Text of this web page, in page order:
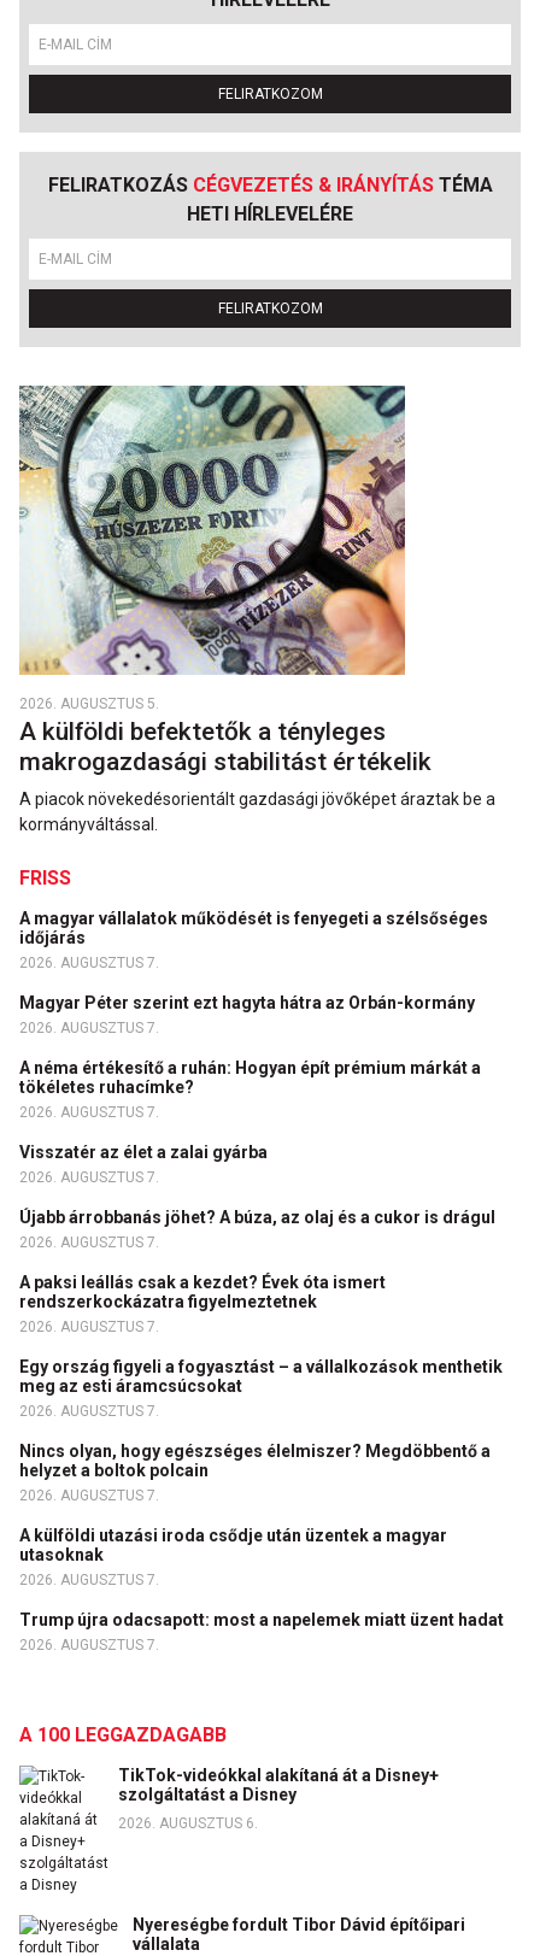
FELIRATKOZOM
FELIRATKOZÁS CÉGVEZETÉS & IRÁNYÍTÁSTÉMA
HETI HÍRLEVELÉRE
FELIRATKOZOM
2026. AUGUSZTUS 5.
A külföldi befektetők a tényleges
makrogazdasági stabilitást értékelik
A piacok növekedésorientált gazdasági jövőképet áraztak be a
kormányváltással.
FRISS
A magyar vállalatok működését is fenyegeti a szélsőséges
időjárás
2026. AUGUSZTUS 7.
Magyar Péter szerint ezt hagyta hátra az Orbán-kormány
2026. AUGUSZTUS 7.
A néma értékesítő a ruhán: Hogyan épít prémium márkát a
tökéletes ruhacímke?
2026. AUGUSZTUS 7.
Visszatér az élet a zalai gyárba
2026. AUGUSZTUS 7.
Újabb árrobbanás jöhet? A búza, az olaj és a cukor is drágul
2026. AUGUSZTUS 7.
A paksi leállás csak a kezdet? Évek óta ismert
rendszerkockázatra figyelmeztetnek
2026. AUGUSZTUS 7.
Egy ország figyeli a fogyasztást – a vállalkozások menthetik
meg az esti áramcsúcsokat
2026. AUGUSZTUS 7.
Nincs olyan, hogy egészséges élelmiszer? Megdöbbentő a
helyzet a boltok polcain
2026. AUGUSZTUS 7.
A külföldi utazási iroda csődje után üzentek a magyar
utasoknak
2026. AUGUSZTUS 7.
Trump újra odacsapott: most a napelemek miatt üzent hadat
2026. AUGUSZTUS 7.
A 100 LEGGAZDAGABB
TikTok-videókkal alakítaná át a Disney+
szolgáltatást a Disney
2026. AUGUSZTUS 6.
Nyereségbe fordult Tibor Dávid építőipari
vállalata